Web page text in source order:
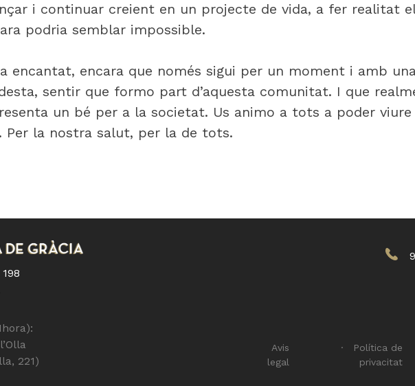
i continuar creient en un projecte de vida, a fer realitat
podria semblar impossible.
encantat, encara que només sigui per un moment i amb
sentir que formo part d’aquesta comunitat. I que
un bé per a la societat. Us animo a tots a poder viure
Per la nostra salut, per la de tots.
221)
Avis
legal
Política de
privacitat